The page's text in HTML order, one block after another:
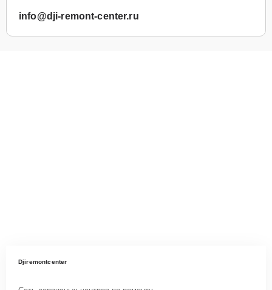
info@dji-remont-center.ru
Djiremontcenter